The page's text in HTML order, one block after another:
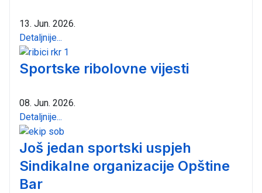
13. Jun. 2026.
Detaljnije...
Sportske ribolovne vijesti
08. Jun. 2026.
Detaljnije...
Još jedan sportski uspjeh
Sindikalne organizacije Opštine
Bar